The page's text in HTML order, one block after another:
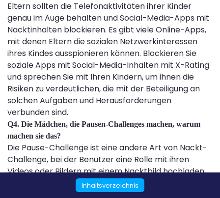
Eltern sollten die Telefonaktivitäten ihrer Kinder
genau im Auge behalten und Social-Media-Apps mit
Nacktinhalten blockieren. Es gibt viele Online-Apps,
mit denen Eltern die sozialen Netzwerkinteressen
ihres Kindes ausspionieren können. Blockieren Sie
soziale Apps mit Social-Media-Inhalten mit X-Rating
und sprechen Sie mit Ihren Kindern, um ihnen die
Risiken zu verdeutlichen, die mit der Beteiligung an
solchen Aufgaben und Herausforderungen
verbunden sind.
Q4. Die Mädchen, die Pausen-Challenges machen, warum
machen sie das?
Die Pause-Challenge ist eine andere Art von Nackt-
Challenge, bei der Benutzer eine Rolle mit ihren
Videos oder Bildern mit einem Nacktbild hochladen.
Zuschauer müssen bei genau diesem Clip eine Pause
einlegen. Mädchen, die an der Pausen-Challenge
Inhaltsverzeichnis